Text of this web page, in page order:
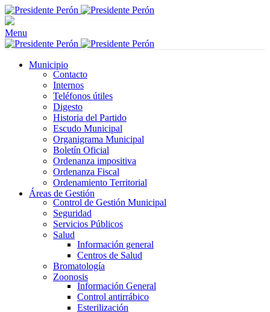
Menu
Municipio
Contacto
Internos
Teléfonos útiles
Digesto
Historia del Partido
Escudo Municipal
Organigrama Municipal
Boletín Oficial
Ordenanza impositiva
Ordenanza Fiscal
Ordenamiento Territorial
Áreas de Gestión
Control de Gestión Municipal
Seguridad
Servicios Públicos
Salud
Información general
Centros de Salud
Bromatología
Zoonosis
Información General
Control antirrábico
Esterilización